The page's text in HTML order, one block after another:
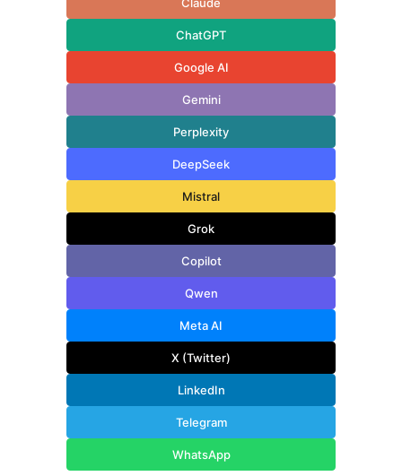
ChatGPT
Google AI
Gemini
Perplexity
DeepSeek
Mistral
Grok
Copilot
Qwen
Meta AI
X (Twitter)
LinkedIn
Telegram
WhatsApp